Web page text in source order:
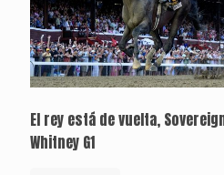
El rey está de vuelta,
Whitney G1